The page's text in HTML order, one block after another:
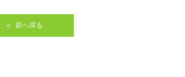
前へ戻る